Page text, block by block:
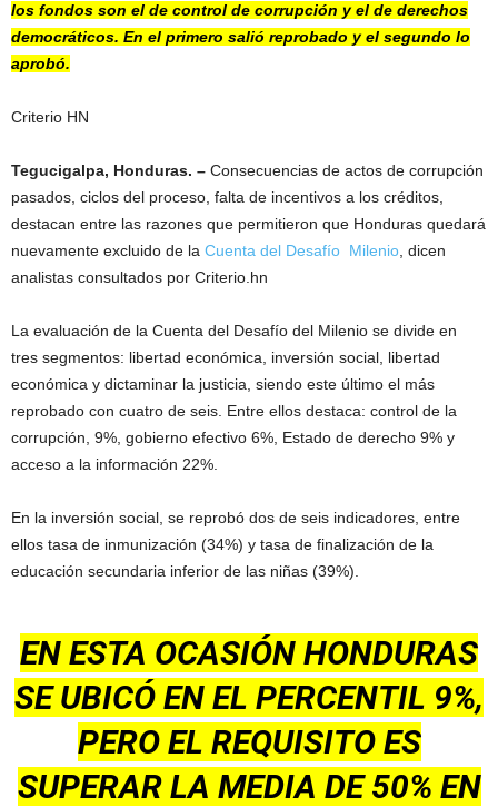
los fondos son el de control de corrupción y el de derechos
democráticos. En el primero salió reprobado y el segundo lo
aprobó.
Criterio HN
Tegucigalpa, Honduras. – Consecuencias de actos de corrupción
pasados, ciclos del proceso, falta de incentivos a los créditos,
destacan entre las razones que permitieron que Honduras quedará
nuevamente excluido de la Cuenta del Desafío Milenio , dicen
analistas consultados por Criterio.hn
La evaluación de la Cuenta del Desafío del Milenio se divide en
tres segmentos: libertad económica, inversión social, libertad
económica y dictaminar la justicia, siendo este último el más
reprobado con cuatro de seis. Entre ellos destaca: control de la
corrupción, 9%, gobierno efectivo 6%, Estado de derecho 9% y
acceso a la información 22%.
En la inversión social, se reprobó dos de seis indicadores, entre
ellos tasa de inmunización (34%) y tasa de finalización de la
educación secundaria inferior de las niñas (39%).
EN ESTA OCASIÓN HONDURAS
SE UBICÓ EN EL PERCENTIL 9%,
PERO EL REQUISITO ES
SUPERAR LA MEDIA DE 50% EN